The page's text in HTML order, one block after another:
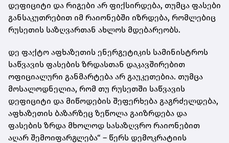
დეფიციტი და რიგები არ ფიქსირდება, თუმცა ფასები
განსაკუთრებით იმ რაიონებში იზრდება, რომლებიც
რუსეთის საზღვართან ახლოს მდებარეობს.
დე ფაქტო აფხაზეთის ენერგეტიკის სამინისტროს
საწვავის ფასების ზრდასთან დაკავშირებით
ოფიციალური განმარტება არ გაუკეთებია. თუმცა
მოსალოდნელია, რომ თუ რუსეთში საწვავის
დეფიციტი და მიწოდების შეფერხება გაგრძელდება,
აფხაზეთის ბაზარზეც ზეწოლა გაიზრდება და
ფასების ზრდა მხოლოდ სასაზღვრო რაიონებით
აღარ შემოიფარგლება“ – წერს დემოკრატიის